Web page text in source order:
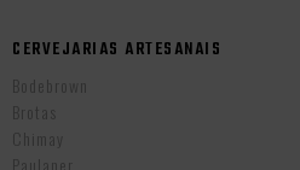
CERVEJARIAS ARTESANAIS
Bodebrown
Brotas
Chimay
Paulaner